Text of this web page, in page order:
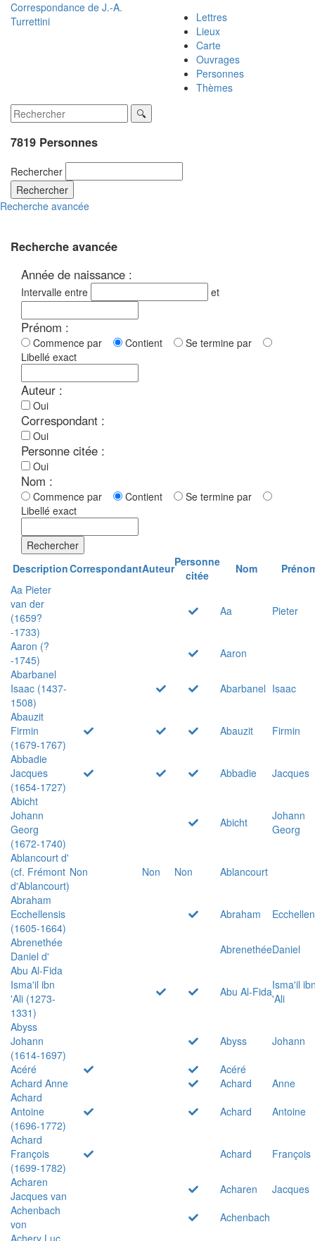
Correspondance de J.-A.
Turrettini
Lettres
Lieux
Carte
Ouvrages
Personnes
Thèmes
7819 Personnes
Rechercher
Rechercher
Recherche avancée
Recherche avancée
Année de naissance :
Intervalle entre et
Prénom :
Commence par Contient
Se termine par
Libellé exact
Auteur :
Oui
Correspondant :
Oui
Personne citée :
Oui
Nom :
Commence par Contient
Se termine par
Libellé exact
Rechercher
DescriptionCorrespondantAuteurPersonne
citée
Nom
Aa Pieter
van der
(1659?
-1733)
Aa Pieter
Aaron (?
-1745)
Aaron
Abarbanel
Isaac (1437-
1508)
Abarbanel Isaac
Abauzit
Firmin
(1679-1767)
Abauzit
Firmin
Abbadie
Jacques
(1654-1727)
Abbadie
Jacques
Abicht
Johann
Georg
(1672-1740)
Abicht
Johann
Georg
Ablancourt d'
(cf. Frémont
d'Ablancourt)
Non Non Non
Ablancourt
Abraham
Ecchellensis
(1605-1664)
Abraham
Abrenethée
Daniel d'
AbrenethéeDaniel
Abu Al-Fida
Isma'il ibn
'Ali (1273-
1331)
Abu Al-FidaIsma'il
'Ali
Abyss
Johann
(1614-1697)
Abyss
Johann
Acéré
Acéré
Achard Anne
Achard
Anne
Achard
Antoine
(1696-1772)
Achard
Antoine
Achard
François
(1699-1782)
Achard
François
Acharen
Jacques van
Acharen
Jacques
Achenbach
von
Achenbach
Achery Luc